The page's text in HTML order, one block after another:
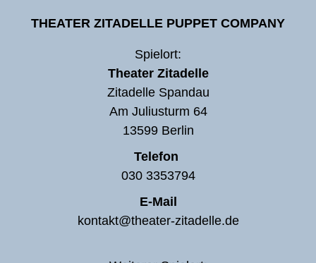
THEATER ZITADELLE PUPPET COMPANY
Spielort:
Theater Zitadelle
Zitadelle Spandau
Am Juliusturm 64
13599 Berlin
Telefon
030 3353794
E-Mail
kontakt@theater-zitadelle.de